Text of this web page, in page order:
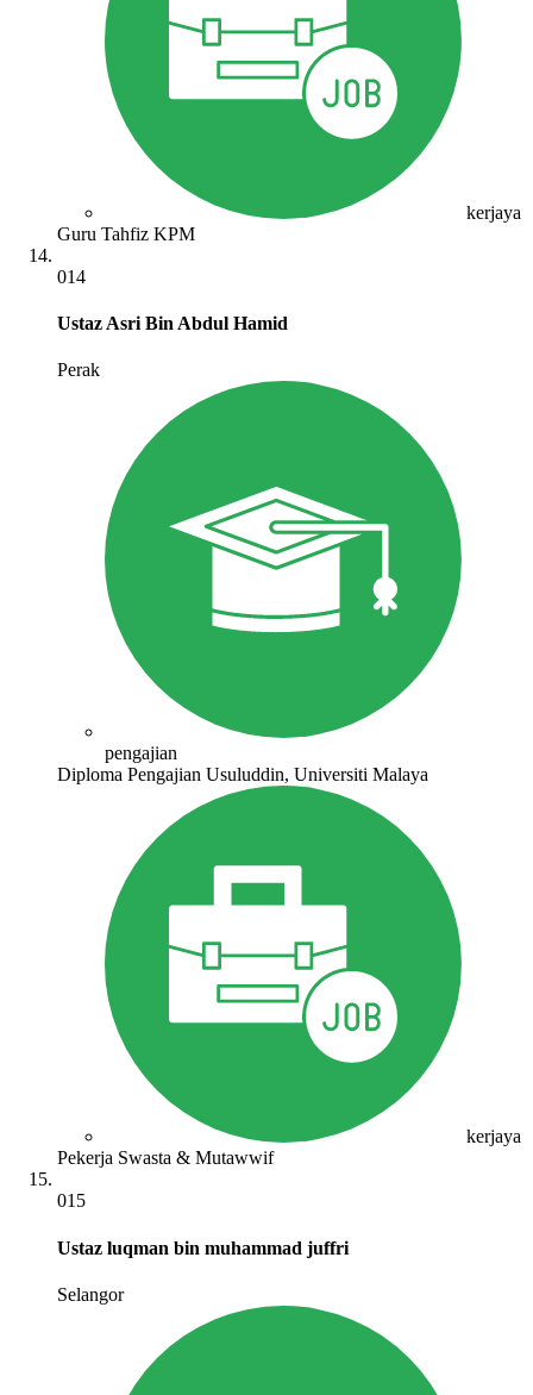
kerjaya
Guru Tahfiz KPM
014
Ustaz Asri Bin Abdul Hamid
Perak
pengajian
Diploma Pengajian Usuluddin, Universiti Malaya
kerjaya
Pekerja Swasta & Mutawwif
015
Ustaz luqman bin muhammad juffri
Selangor